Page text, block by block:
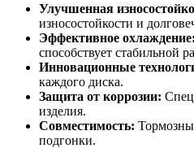
Улучшенная
износостойкости и
Эффективное охлаждение:
способствует стабильной
Инновационные
каждого диска.
Защита от коррозии:
изделия.
Совместимость:
подгонки.